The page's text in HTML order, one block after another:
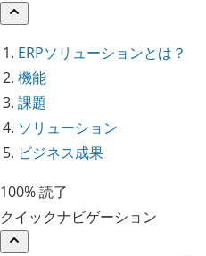
ERPソリューションとは？
機能
課題
ソリューション
ビジネス成果
100% 読了
クイックナビゲーション